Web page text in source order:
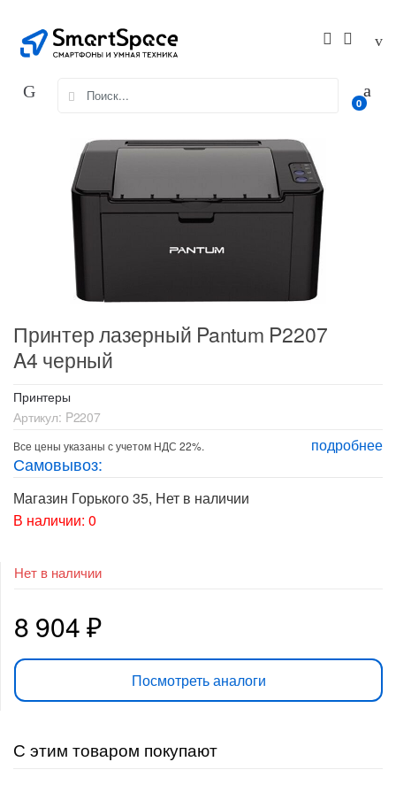
navigation
content
for:
0
Принтер лазерный Pantum P2207
A4 черный
Принтеры
Артикул: P2207
подробнее
Все цены указаны с учетом НДС 22%.
Самовывоз:
Магазин Горького 35, Нет в наличии
В наличии: 0
Нет в наличии
8 904₽
Посмотреть аналоги
С этим товаром покупают